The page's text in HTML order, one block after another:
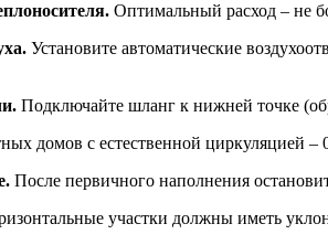
Оптимальный расход – не
Установите автоматические
Подключайте шланг к нижней точке
домов с естественной циркуляцией
После первичного наполнения
участки должны иметь